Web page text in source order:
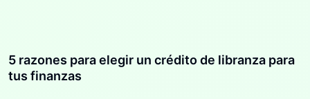
5 razones para elegir un crédito de libranza para
tus finanzas